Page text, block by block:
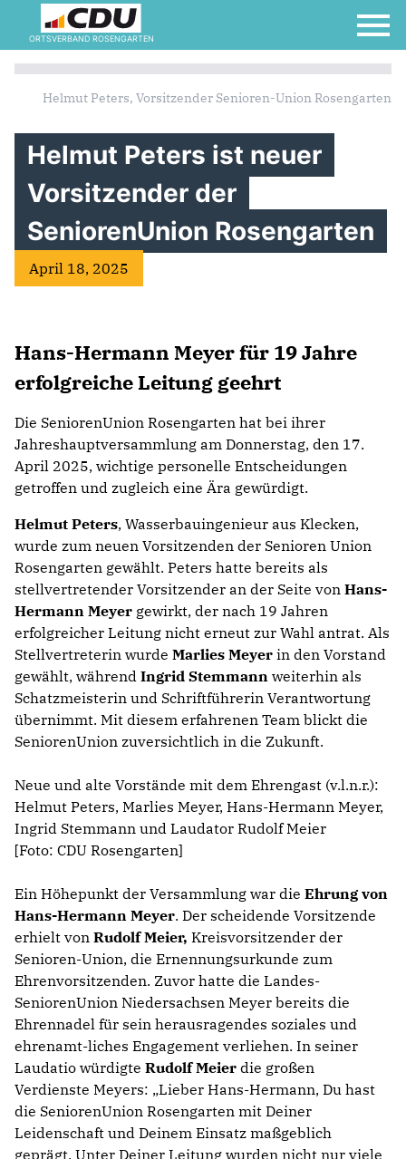
ORTSVERBAND ROSENGARTEN
Helmut Peters, Vorsitzender Senioren-Union Rosengarten
Helmut Peters ist neuer
Vorsitzender der
SeniorenUnion Rosengarten
April 18, 2025
Hans-Hermann Meyer für 19 Jahre
erfolgreiche Leitung geehrt
Die SeniorenUnion Rosengarten hat bei ihrer
Jahreshauptversammlung am Donnerstag, den 17.
April 2025, wichtige personelle Entscheidungen
getroffen und zugleich eine Ära gewürdigt.
Helmut Peters, Wasserbauingenieur aus Klecken,
wurde zum neuen Vorsitzenden der Senioren Union
Rosengarten gewählt. Peters hatte bereits als
stellvertretender Vorsitzender an der Seite von Hans-
Hermann Meyer gewirkt, der nach 19 Jahren
erfolgreicher Leitung nicht erneut zur Wahl antrat. Als
Stellvertreterin wurde Marlies Meyer in den Vorstand
gewählt, während Ingrid Stemmann weiterhin als
Schatzmeisterin und Schriftführerin Verantwortung
übernimmt. Mit diesem erfahrenen Team blickt die
SeniorenUnion zuversichtlich in die Zukunft.
Neue und alte Vorstände mit dem Ehrengast (v.l.n.r.):
Helmut Peters, Marlies Meyer, Hans-Hermann Meyer,
Ingrid Stemmann und Laudator Rudolf Meier
[Foto: CDU Rosengarten]
Ein Höhepunkt der Versammlung war die Ehrung von
Hans-Hermann Meyer. Der scheidende Vorsitzende
erhielt von Rudolf Meier, Kreisvorsitzender der
Senioren-Union, die Ernennungsurkunde zum
Ehrenvorsitzenden. Zuvor hatte die Landes-
SeniorenUnion Niedersachsen Meyer bereits die
Ehrennadel für sein herausragendes soziales und
ehrenamt-liches Engagement verliehen. In seiner
Laudatio würdigte Rudolf Meier die großen
Verdienste Meyers: „Lieber Hans-Hermann, Du hast
die SeniorenUnion Rosengarten mit Deiner
Leidenschaft und Deinem Einsatz maßgeblich
geprägt. Unter Deiner Leitung wurden nicht nur viele